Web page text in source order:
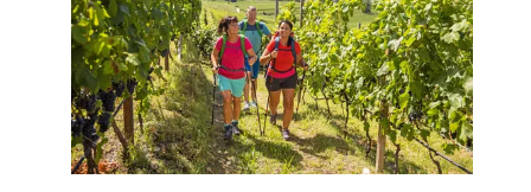
im Grünen zu
verbringen und dabei
die Akkus wieder so
richtig aufzuladen. Sie
haben ein paar freie
Tage zur Verfügung
und sehnen sich nach
bekanntesten und
beliebtesten Tracks in
Deutschland,
Österreich,
Großbritannien und
Spanien